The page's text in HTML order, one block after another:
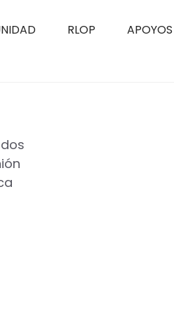
RLOP APOYOS